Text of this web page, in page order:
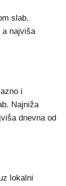
slab.
a najviša
i
Najniža
dnevna od
lokalni